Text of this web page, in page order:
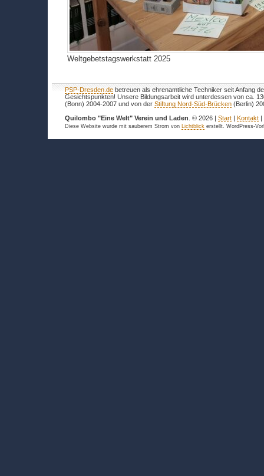
Weltgebetstagswerkstatt 2025
PSP-Dresden.de betreuen als ehrenamtliche Techniker seit Anfang
Gesichtspunkten! Unsere Bildungsarbeit wird unterdessen von ca.
(Bonn) 2004-2007 und von derStiftung Nord-Süd-Brücken (Berlin)
Quilombo "Eine Welt" Verein und Laden . © 2026 |Start |Kontakt |
Diese Website wurde mit sauberem Strom von Lichtblick erstellt. WordPress-